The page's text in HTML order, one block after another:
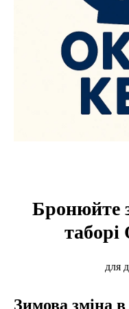
Бронюйте
для
Зимова зміна